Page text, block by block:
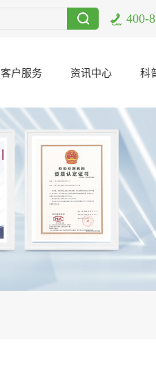
电子元器件二次筛选哪里可以
400-
客户服务 资讯中心 科